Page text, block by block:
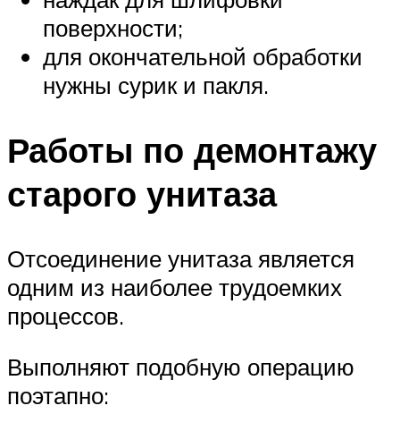
поверхности;
для окончательной обработки
нужны сурик и пакля.
Работы по демонтажу
старого унитаза
Отсоединение унитаза является
одним из наиболее трудоемких
процессов.
Выполняют подобную операцию
поэтапно: